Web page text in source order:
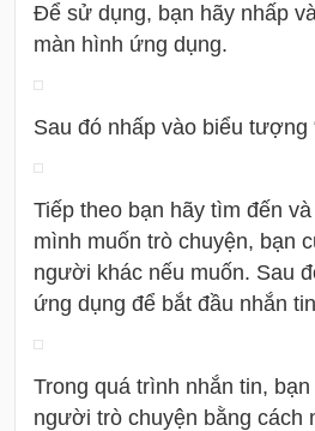
Để sử dụng, bạn hãy nhấp
màn hình ứng dụng.
Sau đó nhấp vào biểu tượng
Tiếp theo bạn hãy tìm đến
mình muốn trò chuyện, bạn
người khác nếu muốn. Sau
ứng dụng để bắt đầu nhắn
Trong quá trình nhắn tin,
người trò chuyện bằng